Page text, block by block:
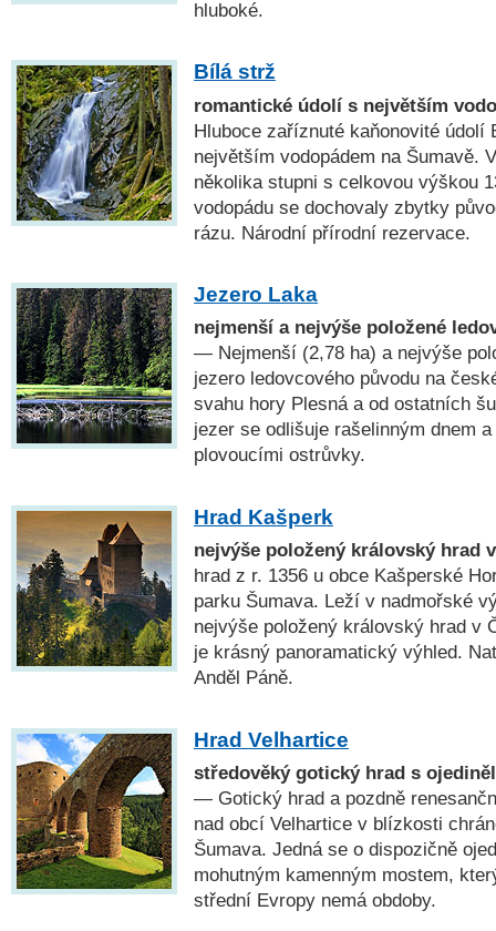
hluboké.
Bílá strž
romantické údolí s největším
Hluboce zaříznuté kaňonovité údolí
největším vodopádem na Šumavě.
několika stupni s celkovou výškou
vodopádu se dochovaly zbytky
rázu. Národní přírodní rezervace.
Jezero Laka
nejmenší a nejvýše položené
— Nejmenší (2,78 ha) a nejvýše
jezero ledovcového původu na
svahu hory Plesná a od ostatních
jezer se odlišuje rašelinným dnem
plovoucími ostrůvky.
Hrad Kašperk
nejvýše položený královský hrad
hrad z r. 1356 u obce Kašperské
parku Šumava. Leží v nadmořské
nejvýše položený královský hrad v
je krásný panoramatický výhled.
Anděl Páně.
Hrad Velhartice
středověký gotický hrad s
— Gotický hrad a pozdně
nad obcí Velhartice v blízkosti
Šumava. Jedná se o dispozičně
mohutným kamenným mostem,
střední Evropy nemá obdoby.